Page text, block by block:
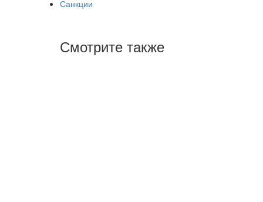
Санкции
Смотрите также